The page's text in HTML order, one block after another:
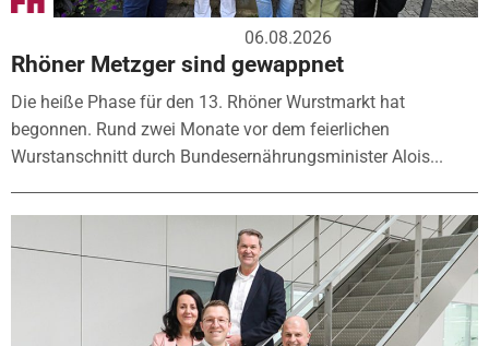
06.08.2026
Rhöner Metzger sind gewappnet
Die heiße Phase für den 13. Rhöner Wurstmarkt hat
begonnen. Rund zwei Monate vor dem feierlichen
Wurstanschnitt durch Bundesernährungsminister Alois...